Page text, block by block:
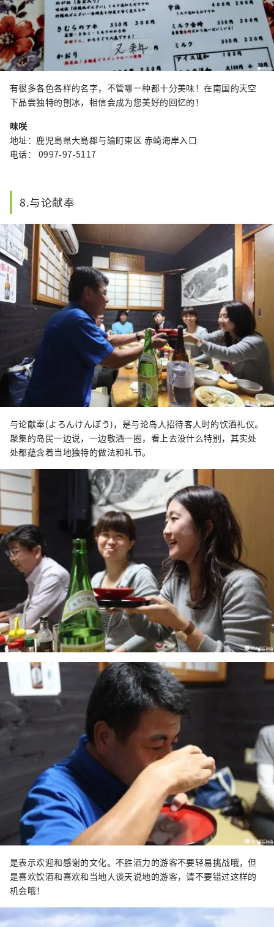
有很多各色各样的名字，不管哪一种都十分美味！在南国的天空
下品尝独特的刨冰，相信会成为您美好的回忆的！
味咲
地址：鹿児島県大島郡与論町東区 赤崎海岸入口
电话： 0997-97-5117
8.与论献奉
与论献奉(よろんけんぽう)，是与论岛人招待客人时的饮酒礼仪。
聚集的岛民一边说，一边敬酒一圈，看上去没什么特别，其实处
处都蕴含着当地独特的做法和礼节。
是表示欢迎和感谢的文化。不胜酒力的游客不要轻易挑战哦，但
是喜欢饮酒和喜欢和当地人谈天说地的游客，请不要错过这样的
机会哦！